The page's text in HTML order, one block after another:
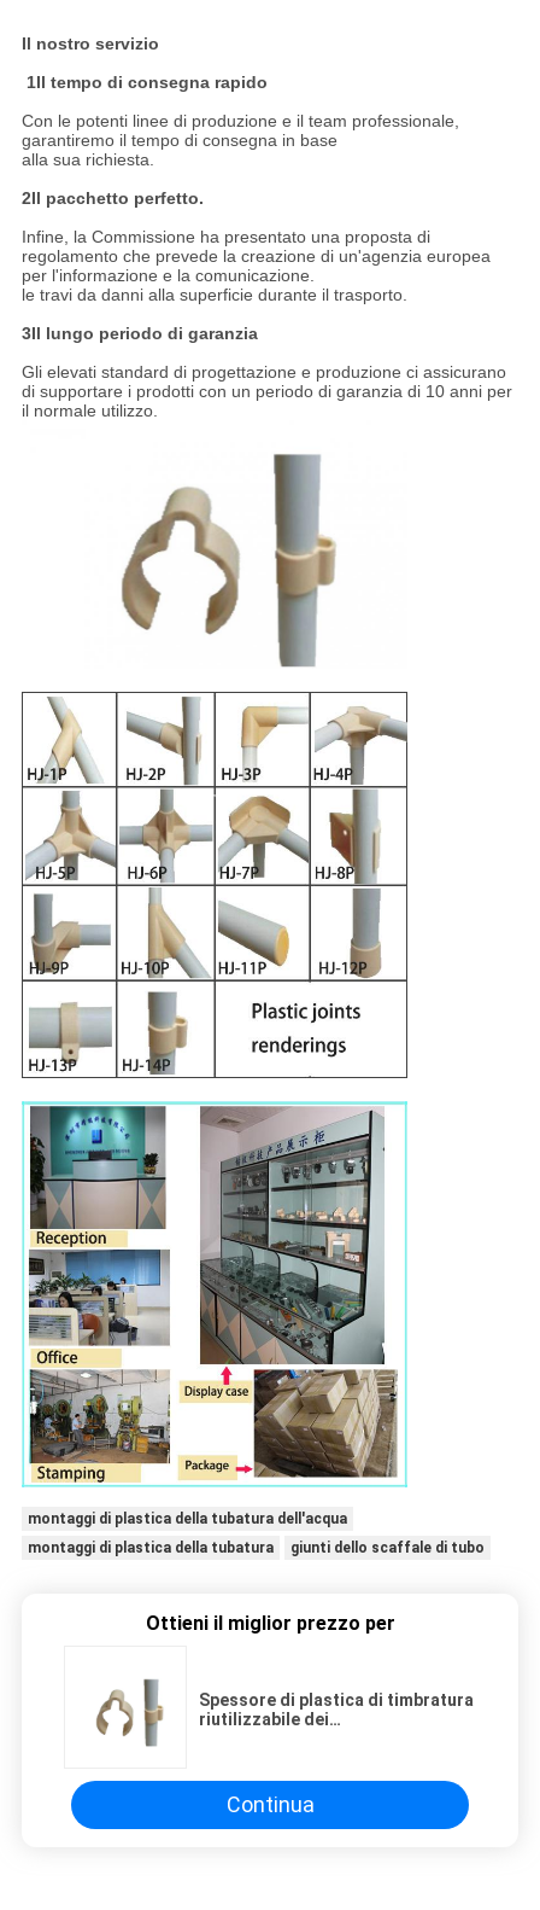
Il nostro servizio
1Il tempo di consegna rapido
Con le potenti linee di produzione e il team professionale,
garantiremo il tempo di consegna in base
alla sua richiesta.
2Il pacchetto perfetto.
Infine, la Commissione ha presentato una proposta di
regolamento che prevede la creazione di un'agenzia europea
per l'informazione e la comunicazione.
le travi da danni alla superficie durante il trasporto.
3Il lungo periodo di garanzia
Gli elevati standard di progettazione e produzione ci assicurano
di supportare i prodotti con un periodo di garanzia di 10 anni per
il normale utilizzo.
montaggi di plastica della tubatura dell'acqua
montaggi di plastica della tubatura
giunti dello scaffale di tubo
Ottieni il miglior prezzo per
Spessore di plastica di timbratura
riutilizzabile dei
Continua